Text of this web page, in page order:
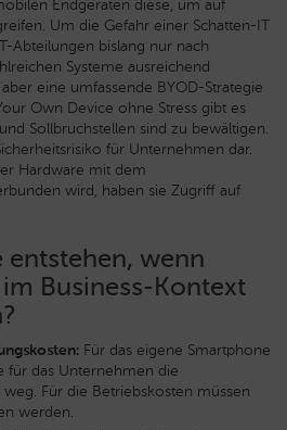
Endgeräten diese, um auf
Um die Gefahr einer Schatten-IT
Abteilungen bislang nur nach
Systeme ausreichend
eine umfassende BYOD-Strategie
Own Device ohne Stress gibt es
Sollbruchstellen sind zu bewältigen.
für Unternehmen dar.
Hardware mit dem
wird, haben sie Zugriff auf
entstehen, wenn
Business-Kontext
Für das eigene Smartphone
für das Unternehmen die
Für die Betriebskosten müssen
werden.